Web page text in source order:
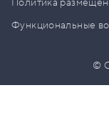
Функциональные
©